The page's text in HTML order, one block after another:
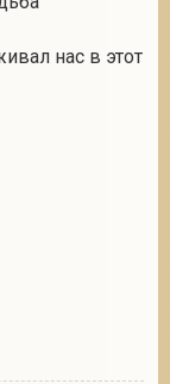
нас в этот